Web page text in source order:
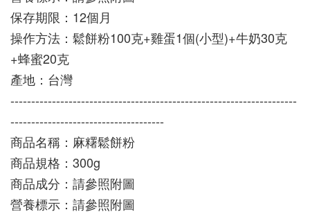
保存期限：12個月
操作方法：鬆餅粉100克+雞蛋1個(小型)+牛奶30克
+蜂蜜20克
產地：台灣
---------------------------------------------------------------------
-------------------------------------
商品名稱：麻糬鬆餅粉
商品規格：300g
商品成分：請參照附圖
營養標示：請參照附圖